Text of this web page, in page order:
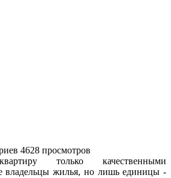
4628 просмотров
только качественными
владельцы жилья, но лишь единицы -